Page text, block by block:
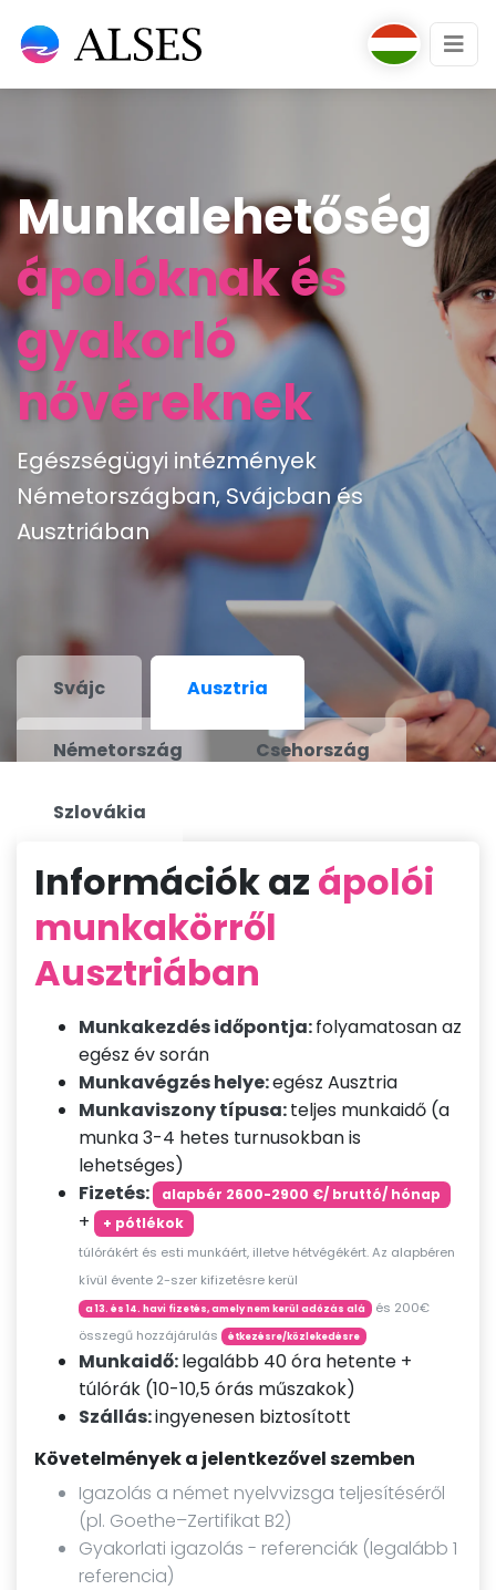
Munkalehetőség
ápolóknak és
gyakorló
nővéreknek
Egészségügyi intézmények
Németországban, Svájcban és
Ausztriában
Svájc Ausztria
Németország Csehország
Szlovákia
Információk az ápolói
munkakörről
Ausztriában
Munkakezdés időpontja:folyamatosan az
egész év során
Munkavégzés helye:egész Ausztria
Munkaviszony típusa:teljes munkaidő (a
munka 3-4 hetes turnusokban is
lehetséges)
Fizetés:
alapbér 2600-2900 €/ bruttó/ hónap
+ + pótlékok
túlórákért és esti munkáért, illetve hétvégékért. Az alapbéren
kívül évente 2-szer kifizetésre kerül
a 13. és 14. havi fizetés, amely nem kerül adózás alá és 200€
összegű hozzájárulás
étkezésre/közlekedésre
Munkaidő:legalább 40 óra hetente +
túlórák (10-10,5 órás műszakok)
Szállás:ingyenesen biztosított
Követelmények a jelentkezővel szemben
Igazolás a német nyelvvizsga teljesítéséről
(pl. Goethe–Zertifikat B2)
Gyakorlati igazolás - referenciák (legalább 1
referencia)